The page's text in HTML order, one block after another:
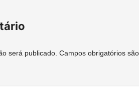
será publicado. Campos obrigatórios